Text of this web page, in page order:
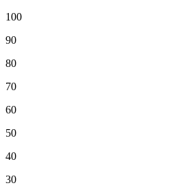
100
90
80
70
60
50
40
30